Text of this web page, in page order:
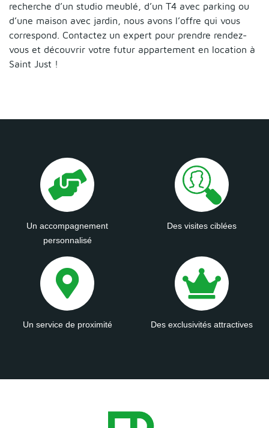
recherche d’un studio meublé, d’un T4 avec parking ou
d’une maison avec jardin, nous avons l’offre qui vous
correspond. Contactez un expert pour prendre rendez-
vous et découvrir votre futur appartement en location à
Saint Just !
Un accompagnement
personnalisé
Des visites ciblées
Un service de proximité Des exclusivités attractives